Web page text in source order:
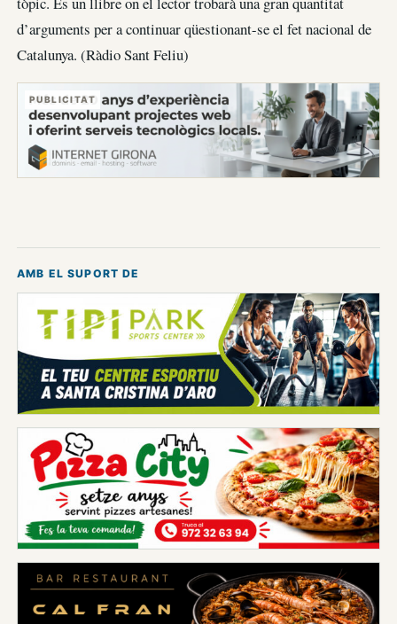
d’arguments per a continuar qüestionant-se el fet nacional de
Catalunya. (Ràdio Sant Feliu)
PUBLICITAT
AMB EL SUPORT DE